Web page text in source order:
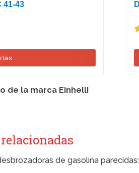
41-43
de la marca Einhell!
de gasolina parecidas: